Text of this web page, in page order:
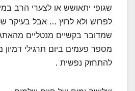
שגופי יתאושש או לצערי הרב
לפרוש ולא לרוץ … אבל בעיקר
שמדובר בקשיים מנטליים
מספר פעמים ביום תרגילי דמיון
להתחזק נפשית .